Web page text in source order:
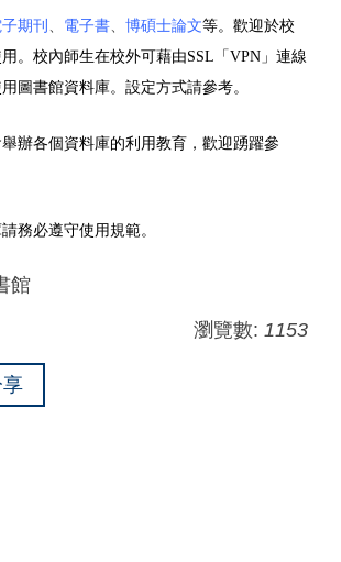
期刊 電子書 博碩士論文等。歡迎於校
。 校內師生在校外可藉由SSL「VPN」連線
圖書館資料庫。設定方式請參考。
辦各個資料庫的利用教育，歡迎踴躍參
務必遵守使用規範。
館
瀏覽數: 1153